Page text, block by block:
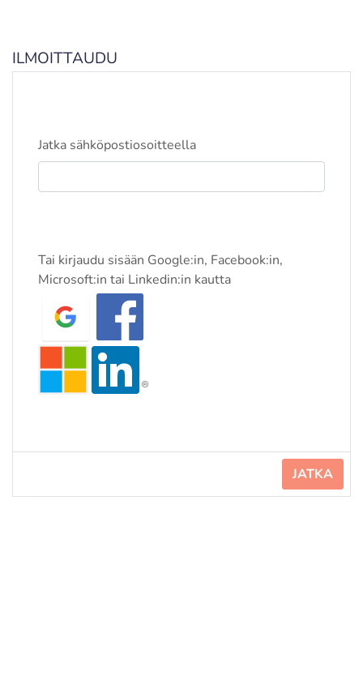
ILMOITTAUDU
Jatka sähköpostiosoitteella
Tai kirjaudu sisään Google:in, Facebook:in,
Microsoft:in tai Linkedin:in kautta
JATKA